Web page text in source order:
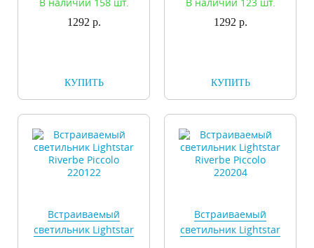
1292 р.
КУПИТЬ
1292 р.
КУПИТЬ
Встраиваемый
светильник Lightstar
Встраиваемый
светильник Lightstar